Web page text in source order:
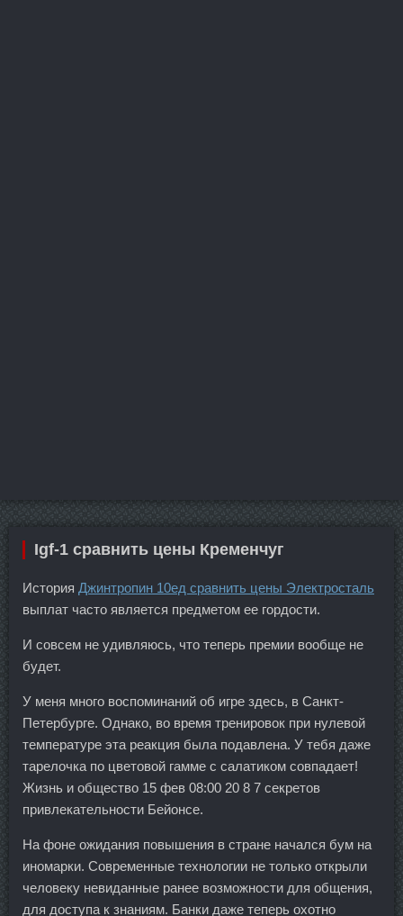
Igf-1 сравнить цены Кременчуг
История Джинтропин 10ед сравнить цены Электросталь
выплат часто является предметом ее гордости.
И совсем не удивляюсь, что теперь премии вообще не
будет.
У меня много воспоминаний об игре здесь, в Санкт-
Петербурге. Однако, во время тренировок при нулевой
температуре эта реакция была подавлена. У тебя даже
тарелочка по цветовой гамме с салатиком совпадает!
Жизнь и общество 15 фев 08:00 20 8 7 секретов
привлекательности Бейонсе.
На фоне ожидания повышения в стране начался бум на
иномарки. Современные технологии не только открыли
человеку невиданные ранее возможности для общения,
для доступа к знаниям. Банки даже теперь охотно